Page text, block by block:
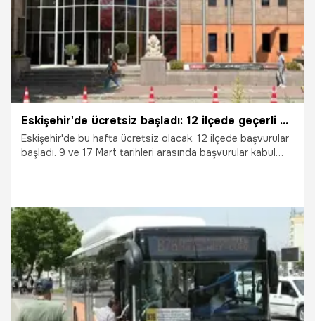
Eskişehir'de ücretsiz başladı: 12 ilçede geçerli olacak
Eskişehir'de bu hafta ücretsiz olacak. 12 ilçede başvurular
başladı. 9 ve 17 Mart tarihleri arasında başvurular kabul
10.03.2026 Eskişehir